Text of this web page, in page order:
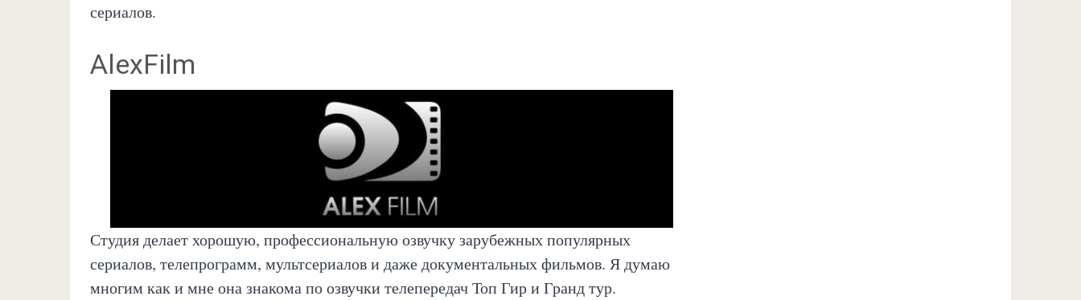
сериалов.
AlexFilm
Студия делает хорошую, профессиональную озвучку зарубежных популярных
сериалов, телепрограмм, мультсериалов и даже документальных фильмов. Я думаю
многим как и мне она знакома по озвучки телепередач Топ Гир и Гранд тур.